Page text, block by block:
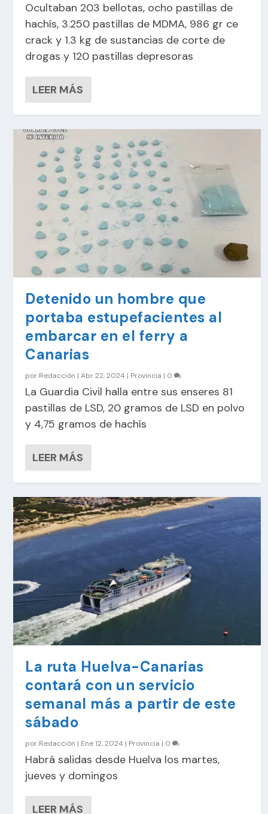
Ocultaban 203 bellotas, ocho pastillas de
hachís, 3.250 pastillas de MDMA, 986 gr ce
crack y 1.3 kg de sustancias de corte de
drogas y 120 pastillas depresoras
LEER MÁS
Detenido un hombre que
portaba estupefacientes al
embarcar en el ferry a
Canarias
por Redacción |Abr 22, 2024 | Provincia | 0
La Guardia Civil halla entre sus enseres 81
pastillas de LSD, 20 gramos de LSD en polvo
y 4,75 gramos de hachís
LEER MÁS
La ruta Huelva-Canarias
contará con un servicio
semanal más a partir de este
sábado
por Redacción | Ene 12, 2024 | Provincia | 0
Habrá salidas desde Huelva los martes,
jueves y domingos
LEER MÁS